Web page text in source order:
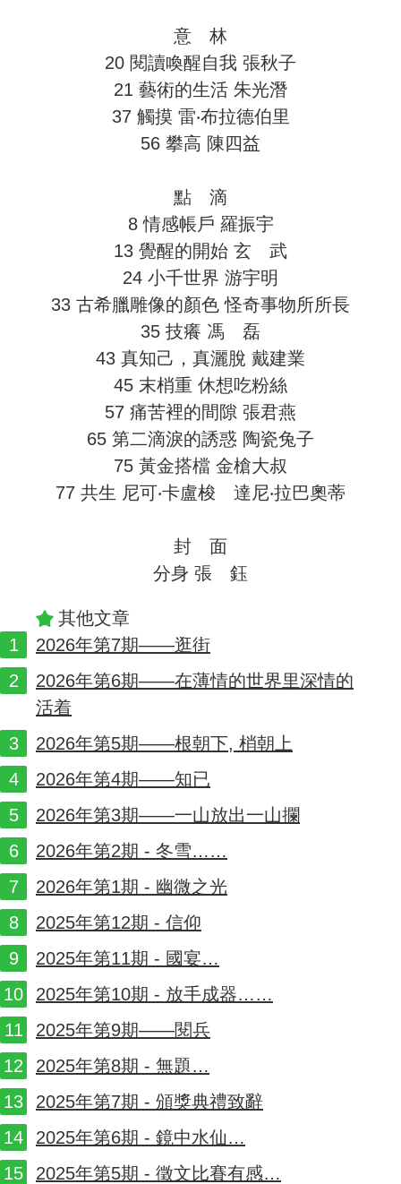
意 林
20 閱讀喚醒自我 張秋子
21 藝術的生活 朱光潛
37 觸摸 雷‧布拉德伯里
56 攀高 陳四益
點 滴
8 情感帳戶 羅振宇
13 覺醒的開始 玄 武
24 小千世界 游宇明
33 古希臘雕像的顏色 怪奇事物所所長
35 技癢 馮 磊
43 真知己，真灑脫 戴建業
45 末梢重 休想吃粉絲
57 痛苦裡的間隙 張君燕
65 第二滴淚的誘惑 陶瓷兔子
75 黃金搭檔 金槍大叔
77 共生 尼可‧卡盧梭 達尼‧拉巴奧蒂
封 面
分身 張 鈺
其他文章
2026年第7期——逛街
2026年第6期——在薄情的世界里深情的
活着
2026年第5期——根朝下, 梢朝上
2026年第4期——知已
2026年第3期——一山放出一山攔
2026年第2期 - 冬雪……
2026年第1期 - 幽微之光
2025年第12期 - 信仰
2025年第11期 - 國宴…
2025年第10期 - 放手成器……
2025年第9期——閱兵
2025年第8期 - 無題…
2025年第7期 - 頒獎典禮致辭
2025年第6期 - 鏡中水仙…
2025年第5期 - 徵文比賽有感…